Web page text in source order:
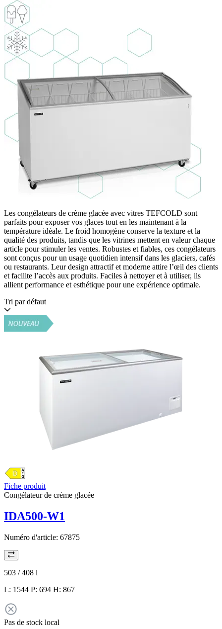
Les congélateurs de crème glacée avec vitres TEFCOLD sont
parfaits pour exposer vos glaces tout en les maintenant à la
température idéale. Le froid homogène conserve la texture et la
qualité des produits, tandis que les vitrines mettent en valeur chaque
article pour stimuler les ventes. Robustes et fiables, ces congélateurs
sont conçus pour un usage quotidien intensif dans les glaciers, cafés
ou restaurants. Leur design attractif et moderne attire l’œil des clients
et facilite l’accès aux produits. Faciles à nettoyer et à utiliser, ils
allient performance et esthétique pour une expérience optimale.
Tri par défaut
Fiche produit
Congélateur de crème glacée
IDA500-W1
Numéro d'article: 67875
503 / 408 l
L: 1544 P: 694 H: 867
Pas de stock local